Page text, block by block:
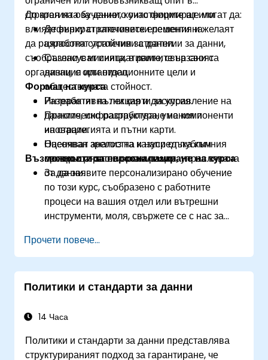
стратегията за данни, които формират или
влияят върху стратегически решения и желаят
да разработят устойчиви стратегии за данни,
съобразени с мисията, в рамките на своята
организация или отдел.
До края на обучението участниците ще могат да:
Дефинират ключовите елементи на
цялостна стратегия за данни.
Съгласуват инициативите, свързани с
данни, с организационните цели и
обществената стойност.
Разработят пътни карти за управление на
данните, инфраструктура, умения и
иновации.
Оценяват зрелостта и напредъка към
превръщането в организация, управлявана
от данни.
Формат на курса
Интерактивна лекция и дискусия.
Практическо разработване на компоненти
на стратегията и пътни карти.
Насочван анализ на казуси от публичния
сектор и стратегически рамки.
Възможности за персонализиране на курса
За да заявите персонализирано обучение
по този курс, съобразено с работните
процеси на вашия отдел или вътрешни
инструменти, моля, свържете се с нас за
Прочети повече...
Политики и стандарти за данни
14 Часа
Политики и стандарти за данни представлява
структурираният подход за гарантиране, че